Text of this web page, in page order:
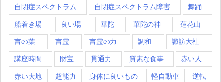
自閉症スペクトラム 自閉症スペクトラム障害 舞踊
船着き場 良い場 華陀 華陀の神 蓮花山
言の葉 言霊 言霊の力 調和 諏訪大社
講座時間 財宝 貫通力 質素な食事 赤い人
赤い大地 超能力 身体に良いもの 軽自動車 逆転